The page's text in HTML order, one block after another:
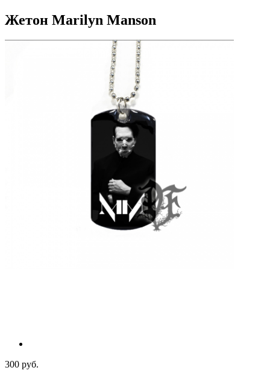
Жетон Marilyn Manson
300 руб.